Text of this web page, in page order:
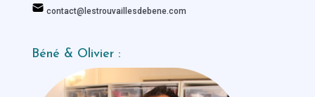
contact@lestrouvaillesdebene.com
Béné & Olivier :